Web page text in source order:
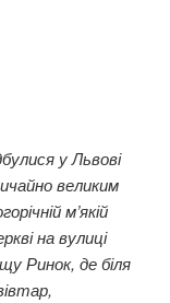
у Львові
великим
м’якій
на вулиці
Ринок, де біля